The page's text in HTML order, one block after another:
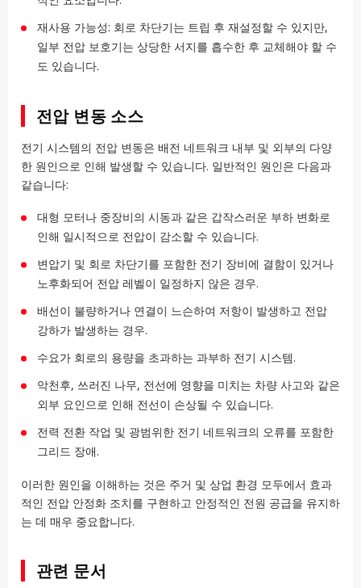
재사용 가능성: 회로 차단기는 트립 후 재설정할 수 있지만,
일부 전압 보호기는 상당한 서지를 흡수한 후 교체해야 할 수
도 있습니다.
전압 변동 소스
전기 시스템의 전압 변동은 배전 네트워크 내부 및 외부의 다양
한 원인으로 인해 발생할 수 있습니다. 일반적인 원인은 다음과
같습니다:
대형 모터나 중장비의 시동과 같은 갑작스러운 부하 변화로
인해 일시적으로 전압이 감소할 수 있습니다.
변압기 및 회로 차단기를 포함한 전기 장비에 결함이 있거나
노후화되어 전압 레벨이 일정하지 않은 경우.
배선이 불량하거나 연결이 느슨하여 저항이 발생하고 전압
강하가 발생하는 경우.
수요가 회로의 용량을 초과하는 과부하 전기 시스템.
악천후, 쓰러진 나무, 전선에 영향을 미치는 차량 사고와 같은
외부 요인으로 인해 전선이 손상될 수 있습니다.
전력 전환 작업 및 광범위한 전기 네트워크의 오류를 포함한
그리드 장애.
이러한 원인을 이해하는 것은 주거 및 상업 환경 모두에서 효과
적인 전압 안정화 조치를 구현하고 안정적인 전원 공급을 유지하
는 데 매우 중요합니다.
관련 문서